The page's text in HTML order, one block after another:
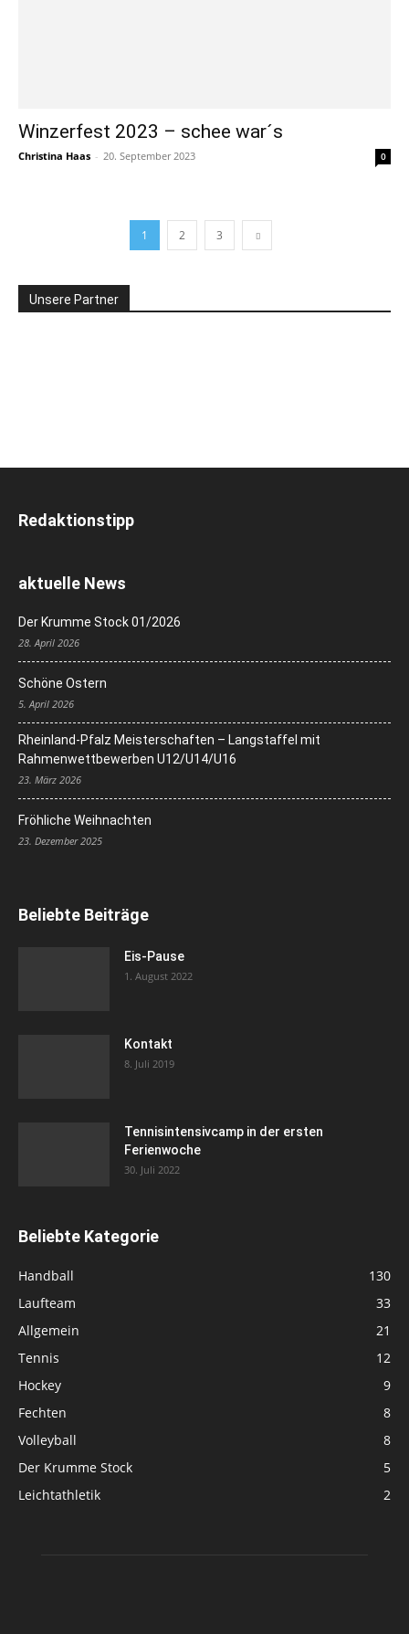
Winzerfest 2023 – schee war´s
Christina Haas - 20. September 2023 0
1 2 3
Unsere Partner
Redaktionstipp
aktuelle News
Der Krumme Stock 01/2026
28. April 2026
Schöne Ostern
5. April 2026
Rheinland-Pfalz Meisterschaften – Langstaffel mit
Rahmenwettbewerben U12/U14/U16
23. März 2026
Fröhliche Weihnachten
23. Dezember 2025
Beliebte Beiträge
Eis-Pause
1. August 2022
Kontakt
8. Juli 2019
Tennisintensivcamp in der ersten
Ferienwoche
30. Juli 2022
Beliebte Kategorie
Handball
130
Laufteam
33
Allgemein
21
Tennis
12
Hockey
9
Fechten
8
Volleyball
8
Der Krumme Stock
5
Leichtathletik
2